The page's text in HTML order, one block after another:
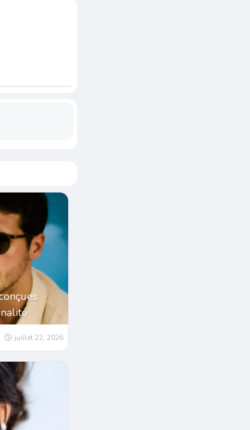
juillet 22, 2026